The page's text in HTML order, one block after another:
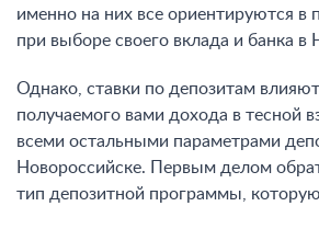
именно на них все ориентируются в
при выборе своего вклада и банка в
Однако, ставки по депозитам
получаемого вами дохода в тесной
всеми остальными параметрами
Новороссийске. Первым делом
тип депозитной программы,